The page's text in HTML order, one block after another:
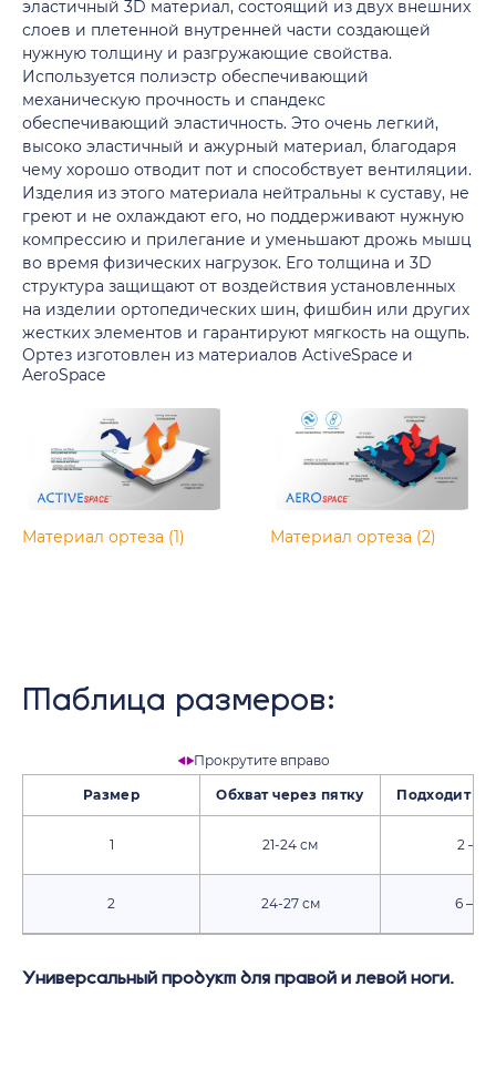
эластичный 3D материал, состоящий из двух внешних
слоев и плетенной внутренней части создающей
нужную толщину и разгружающие свойства.
Используется полиэстр обеспечивающий
механическую прочность и спандекс
обеспечивающий эластичность. Это очень легкий,
высоко эластичный и ажурный материал, благодаря
чему хорошо отводит пот и способствует вентиляции.
Изделия из этого материала нейтральны к суставу, не
греют и не охлаждают его, но поддерживают нужную
компрессию и прилегание и уменьшают дрожь мышц
во время физических нагрузок. Его толщина и 3D
структура защищают от воздействия установленных
на изделии ортопедических шин, фишбин или других
жестких элементов и гарантируют мягкость на ощупь.
Ортез изготовлен из материалов ActiveSpace и
AeroSpace
Материал ортеза (1) Материал ортеза (2)
Таблица размеров:
Прокрутите вправо
Размер Обхват через пятку Подходит
1 21-24 см 2 – 6
2 24-27 см 6 – 12
Универсальный продукт для правой и левой ноги.